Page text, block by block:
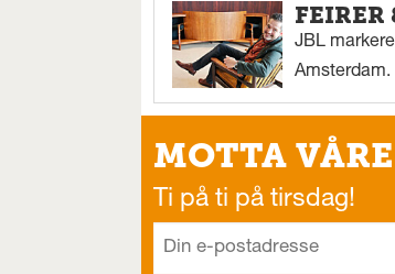
FEIRER
JBL
Amsterdam.
MOTTA
Ti på ti på tirsdag!